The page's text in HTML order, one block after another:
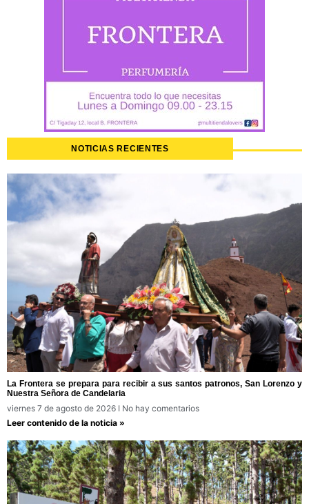
NOTICIAS RECIENTES
La Frontera se prepara para recibir a sus santos patronos, San Lorenzo y
Nuestra Señora de Candelaria
viernes 7 de agosto de 2026
No hay comentarios
Leer contenido de la noticia »